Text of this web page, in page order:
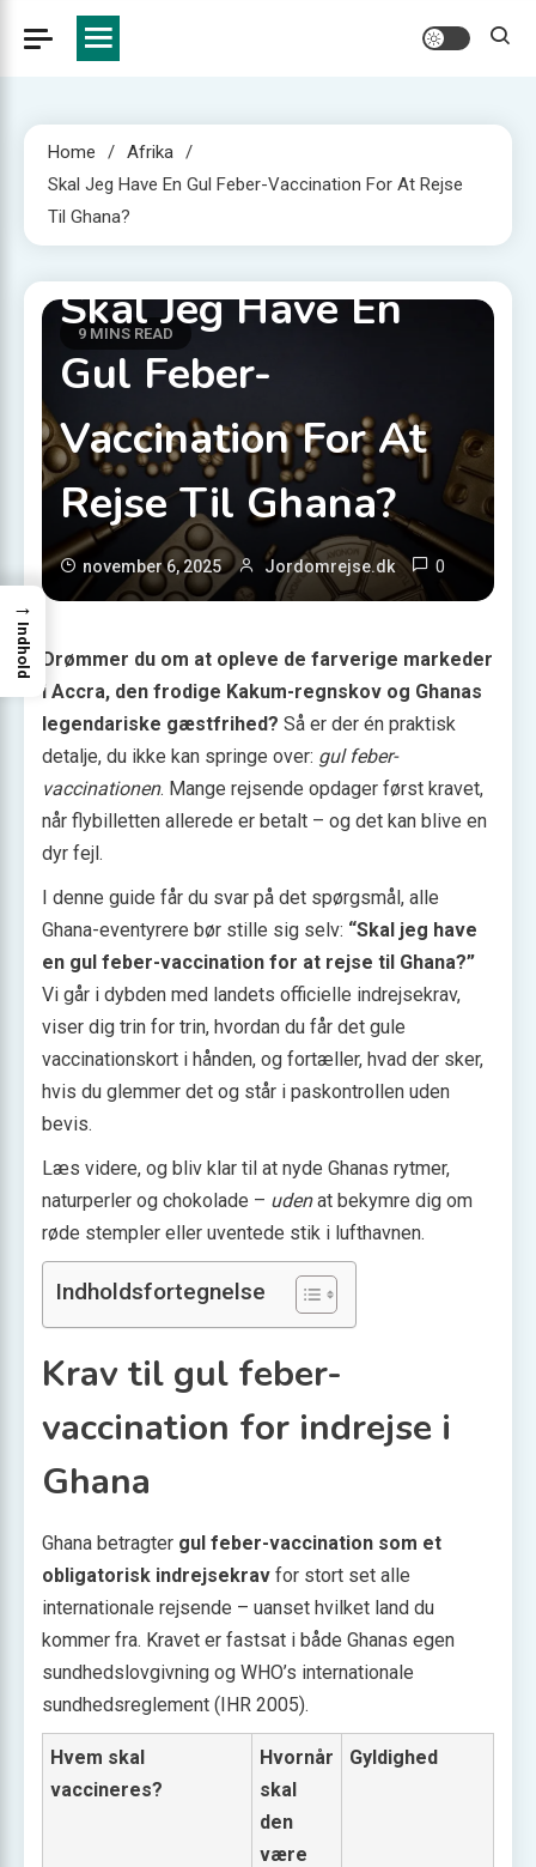
Home
Afrika
Skal Jeg Have En Gul Feber-Vaccination For At Rejse
Til Ghana?
9 MINS READ
Skal Jeg Have En
Gul Feber-
Vaccination For At
Rejse Til Ghana?
november 6, 2025 Jordomrejse.dk 0
Drømmer du om at opleve de farverige markeder
i Accra, den frodige Kakum-regnskov og Ghanas
legendariske gæstfrihed? Så er der én praktisk
detalje, du ikke kan springe over: gul feber-
vaccinationen. Mange rejsende opdager først kravet,
når flybilletten allerede er betalt – og det kan blive en
dyr fejl.
I denne guide får du svar på det spørgsmål, alle
Ghana-eventyrere bør stille sig selv: “Skal jeg have
en gul feber-vaccination for at rejse til Ghana?”
Vi går i dybden med landets officielle indrejsekrav,
viser dig trin for trin, hvordan du får det gule
vaccinationskort i hånden, og fortæller, hvad der sker,
hvis du glemmer det og står i paskontrollen uden
bevis.
Læs videre, og bliv klar til at nyde Ghanas rytmer,
naturperler og chokolade – udenat bekymre dig om
røde stempler eller uventede stik i lufthavnen.
Indholdsfortegnelse
Krav til gul feber-
vaccination for indrejse i
Ghana
Ghana betragter gul feber-vaccination som et
obligatorisk indrejsekrav for stort set alle
internationale rejsende – uanset hvilket land du
kommer fra. Kravet er fastsat i både Ghanas egen
sundhedslovgivning og WHO’s internationale
sundhedsreglement (IHR 2005).
Hvem skal
vaccineres?
Hvornår
skal
den
være
Gyldighed
→
Indhold